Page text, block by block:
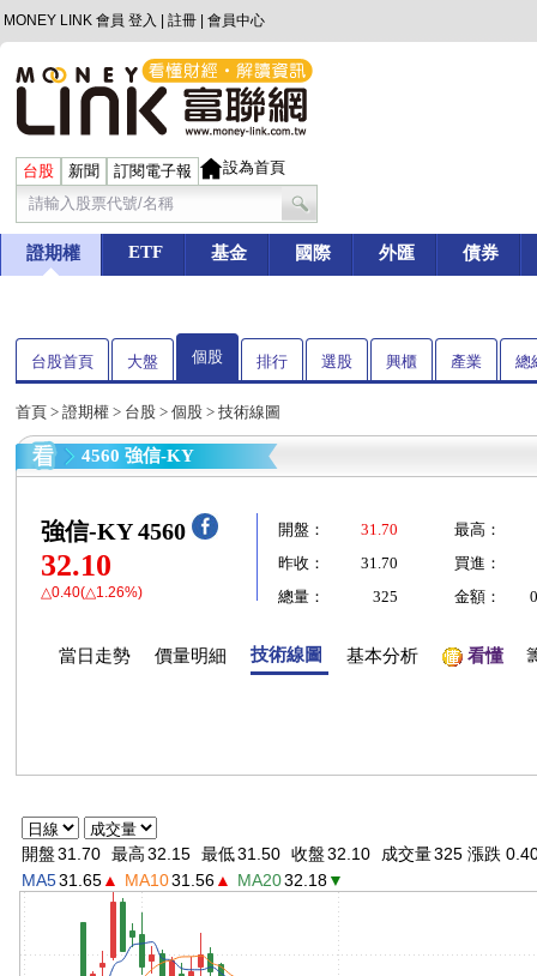
MONEY LINK 會員 登入 註冊 會員中心
台股 新聞 訂閱電子報 設為首頁
證期權 ETF 基金 國際 外匯 債券
台股首頁 大盤 個股 排行 選股 興櫃 產業 總
首頁 > 證期權 > 台股 > 個股 > 技術線圖
4560 強信-KY
強信-KY 4560
32.10
△0.40(△1.26%)
開盤： 31.70
最高：
昨收：
31.70
買進：
總量：
325 金額：
當日走勢 價量明細 技術線圖 基本分析 看懂
開盤31.70 最高32.15 最低31.50 收盤32.10 成交量325 漲跌
MA531.65▲ MA1031.56▲ MA2032.18▼